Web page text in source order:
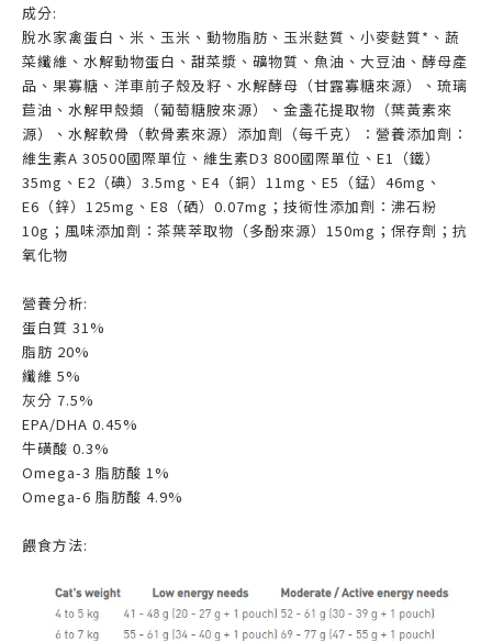
成分:
脫水家禽蛋白、米、玉米、動物脂肪、玉米麩質、小麥麩質*、蔬
菜纖維、水解動物蛋白、甜菜漿、礦物質、魚油、大豆油、酵母產
品、果寡糖、洋車前子殼及籽、水解酵母（甘露寡糖來源）、琉璃
苣油、水解甲殼類（葡萄糖胺來源）、金盞花提取物（葉黃素來
源）、水解軟骨（軟骨素來源）添加劑（每千克）：營養添加劑：
維生素A 30500國際單位、維生素D3 800國際單位、E1（鐵）
35mg、E2（碘）3.5mg、E4（銅）11mg、E5（錳）46mg、
E6（鋅）125mg、E8（硒）0.07mg；技術性添加劑：沸石粉
10g；風味添加劑：茶葉萃取物（多酚來源）150mg；保存劑；抗
氧化物
營養分析:
蛋白質 31%
脂肪 20%
纖維 5%
灰分 7.5%
EPA/DHA 0.45%
牛磺酸 0.3%
Omega-3 脂肪酸 1%
Omega-6 脂肪酸 4.9%
餵食方法: